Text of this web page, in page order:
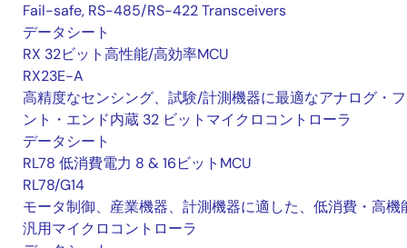
Fail-safe, RS-485/RS-422 Transceivers
データシート
RX 32ビット高性能/高効率MCU
RX23E-A
高精度なセンシング、試験/計測機器に最適なアナログ・
ント・エンド内蔵 32 ビットマイクロコントローラ
データシート
RL78 低消費電力 8 & 16ビットMCU
RL78/G14
モータ制御、産業機器、計測機器に適した、低消費・高機
汎用マイクロコントローラ